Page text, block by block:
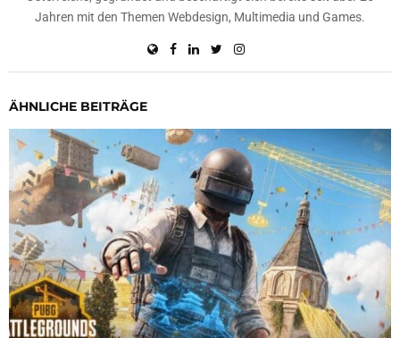
Jahren mit den Themen Webdesign, Multimedia und Games.
ÄHNLICHE BEITRÄGE